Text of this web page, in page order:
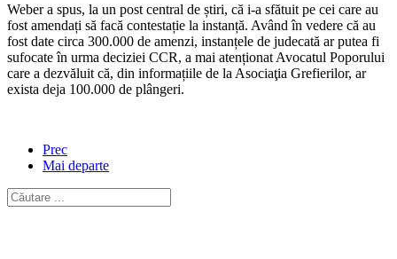
Weber a spus, la un post central de știri, că i-a sfătuit pe cei care au
fost amendați să facă contestație la instanță. Având în vedere că au
fost date circa 300.000 de amenzi, instanțele de judecată ar putea fi
sufocate în urma deciziei CCR, a mai atenționat Avocatul Poporului
care a dezvăluit că, din informațiile de la Asociaţia Grefierilor, ar
exista deja 100.000 de plângeri.
Prec
Mai departe